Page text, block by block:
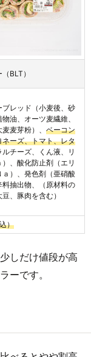
BLT）
ブレッド（小麦後、砂
油、オーツ麦繊維、
麦芽粉）、 ベーコン
ネーズ、トマト、レタ
チーズ、くん液、リ
、酸化防止剤（エリ
ａ）、発色剤（亜硝酸
料抽出物、（原材料の
、豚肉を含む）
）
しだけ値段が高
ーです。